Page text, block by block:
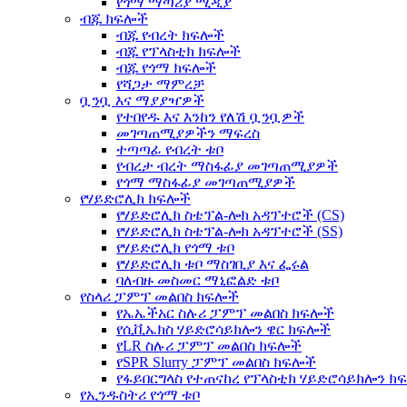
ብጁ ክፍሎች
ብጁ የብረት ክፍሎች
ብጁ የፕላስቲክ ክፍሎች
ብጁ የጎማ ክፍሎች
የሻጋታ ማምረቻ
ቧንቧ እና ማያያዣዎች
የተበየዱ እና እንከን የለሽ ቧንቧዎች
መገጣጠሚያዎችን ማፍረስ
ተጣጣፊ የብረት ቱቦ
የብረታ ብረት ማስፋፊያ መገጣጠሚያዎች
የጎማ ማስፋፊያ መገጣጠሚያዎች
የሃይድሮሊክ ክፍሎች
የሃይድሮሊክ ስቴፕል-ሎክ አዳፕተሮች (CS)
የሃይድሮሊክ ስቴፕል-ሎክ አዳፕተሮች (SS)
የሃይድሮሊክ የጎማ ቱቦ
የሃይድሮሊክ ቱቦ ማስገቢያ እና ፌሩል
ባለብዙ መስመር ማኒፎልድ ቱቦ
የስላሪ ፓምፕ መልበስ ክፍሎች
የኤኤችአር ስሉሪ ፓምፕ መልበስ ክፍሎች
የሲቪኤክስ ሃይድሮሳይክሎን ዌር ክፍሎች
የLR ስሉሪ ፓምፕ መልበስ ክፍሎች
የSPR Slurry ፓምፕ መልበስ ክፍሎች
የፋይበርግላስ የተጠናከረ የፕላስቲክ ሃይድሮሳይክሎን
የኢንዱስትሪ የጎማ ቱቦ